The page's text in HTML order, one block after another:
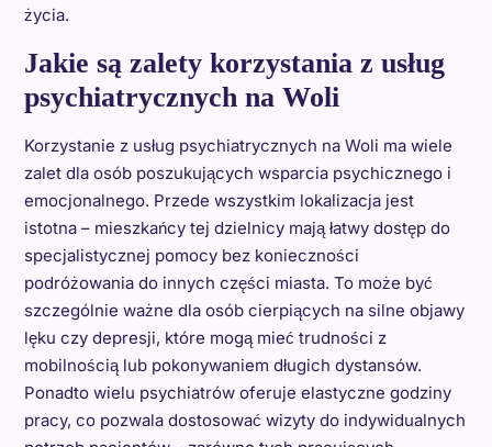
życia.
Jakie są zalety korzystania z usług
psychiatrycznych na Woli
Korzystanie z usług psychiatrycznych na Woli ma wiele
zalet dla osób poszukujących wsparcia psychicznego i
emocjonalnego. Przede wszystkim lokalizacja jest
istotna – mieszkańcy tej dzielnicy mają łatwy dostęp do
specjalistycznej pomocy bez konieczności
podróżowania do innych części miasta. To może być
szczególnie ważne dla osób cierpiących na silne objawy
lęku czy depresji, które mogą mieć trudności z
mobilnością lub pokonywaniem długich dystansów.
Ponadto wielu psychiatrów oferuje elastyczne godziny
pracy, co pozwala dostosować wizyty do indywidualnych